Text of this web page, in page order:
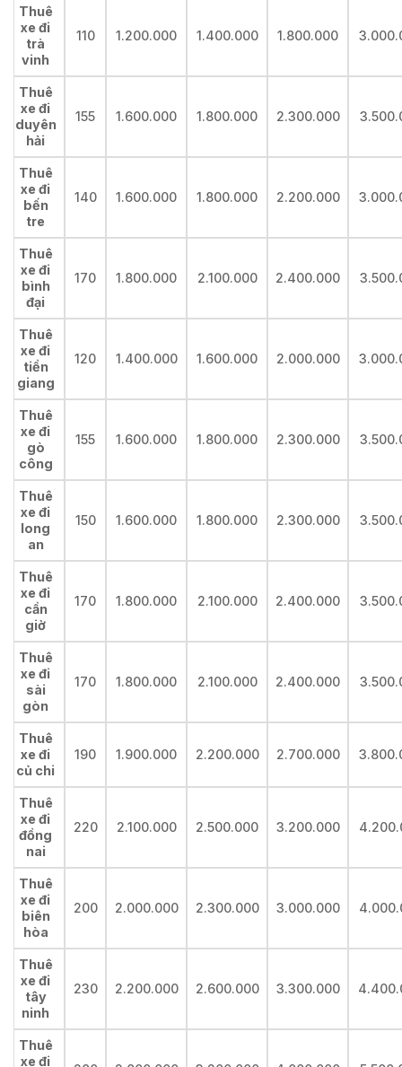
Thuê
xe đi
trà
vinh
110 1.200.000 1.400.000 1.800.000
Thuê
xe đi
duyên
hải
155 1.600.000 1.800.000 2.300.000
Thuê
xe đi
bến
tre
140 1.600.000 1.800.000 2.200.000
Thuê
xe đi
bình
đại
170 1.800.000 2.100.000 2.400.000
Thuê
xe đi
tiền
giang
120 1.400.000 1.600.000 2.000.000
Thuê
xe đi
gò
công
155 1.600.000 1.800.000 2.300.000
Thuê
xe đi
long
an
150 1.600.000 1.800.000 2.300.000
Thuê
xe đi
cần
giờ
170 1.800.000 2.100.000 2.400.000
Thuê
xe đi
sài
gòn
170 1.800.000 2.100.000 2.400.000
Thuê
xe đi
củ chi
190 1.900.000 2.200.000 2.700.000
Thuê
xe đi
đồng
nai
220 2.100.000 2.500.000 3.200.000
Thuê
xe đi
biên
hòa
200 2.000.000 2.300.000 3.000.000
Thuê
xe đi
tây
ninh
230 2.200.000 2.600.000 3.300.000
Thuê
xe đi